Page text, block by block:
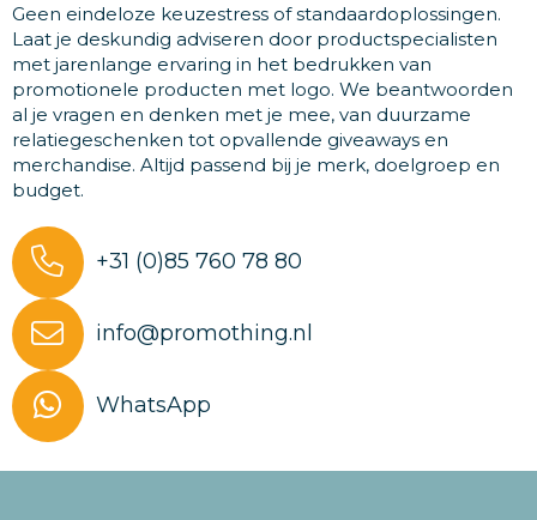
Geen eindeloze keuzestress of standaardoplossingen.
Laat je deskundig adviseren door productspecialisten
met jarenlange ervaring in het bedrukken van
promotionele producten met logo. We beantwoorden
al je vragen en denken met je mee, van duurzame
relatiegeschenken tot opvallende giveaways en
merchandise. Altijd passend bij je merk, doelgroep en
budget.
+31 (0)85 760 78 80
info@promothing.nl
WhatsApp